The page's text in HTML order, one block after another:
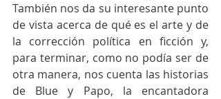
También nos da su interesante punto
de vista acerca de qué es el arte y de
la corrección política en ficción y,
para terminar, como no podía ser de
otra manera, nos cuenta las historias
de Blue y Papo, la encantadora